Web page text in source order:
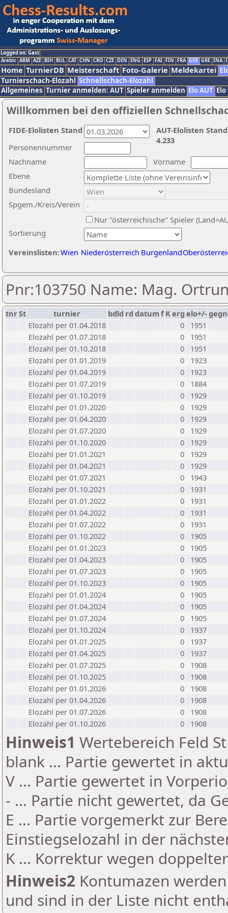
Logged on: Gast
Arabic ARM AZE BIH BUL CAT CHN CRO CZE DEN ENG ESP FAI FIN FRA GER GRE INA
Home TurnierDB Meisterschaft Foto-Galerie Meldekartei
Turnierschach-Elozahl Schnellschach-Elozahl
Allgemeines Turnier anmelden: AUT Spieler anmelden Elo AUT
Willkommen bei den offiziellen
Nachname
Vorname
Ebene
Sortierung
Personennummer
Bundesland
Spgem./Kreis/Verein
Nur "österreichische" Spieler
Vereinslisten:Wien Niederösterreich Burgenland
AUT-Elolisten
4.233
FIDE-Elolisten Stand
Pnr:103750 Name: Mag.
tnrSt turnier bdld rd datumf Kerg elo+/-
Elozahl per 01.04.2018
0
1951
Elozahl per 01.07.2018
0
1951
Elozahl per 01.10.2018
0
1951
Elozahl per 01.01.2019
0
1923
Elozahl per 01.04.2019
0
1923
Elozahl per 01.07.2019
0
1884
Elozahl per 01.10.2019
0
1929
Elozahl per 01.01.2020
0
1929
Elozahl per 01.04.2020
0
1929
Elozahl per 01.07.2020
0
1929
Elozahl per 01.10.2020
0
1929
Elozahl per 01.01.2021
0
1929
Elozahl per 01.04.2021
0
1929
Elozahl per 01.07.2021
0
1943
Elozahl per 01.10.2021
0
1931
Elozahl per 01.01.2022
0
1931
Elozahl per 01.04.2022
0
1931
Elozahl per 01.07.2022
0
1931
Elozahl per 01.10.2022
0
1905
Elozahl per 01.01.2023
0
1905
Elozahl per 01.04.2023
0
1905
Elozahl per 01.07.2023
0
1905
Elozahl per 01.10.2023
0
1905
Elozahl per 01.01.2024
0
1905
Elozahl per 01.04.2024
0
1905
Elozahl per 01.07.2024
0
1905
Elozahl per 01.10.2024
0
1937
Elozahl per 01.01.2025
0
1937
Elozahl per 01.04.2025
0
1937
Elozahl per 01.07.2025
0
1908
Elozahl per 01.10.2025
0
1908
Elozahl per 01.01.2026
0
1908
Elozahl per 01.04.2026
0
1908
Elozahl per 01.07.2026
0
1908
Elozahl per 01.10.2026
0 1908
Hinweis1 Wertebereich Feld
blank ... Partie gewertet in
V ... Partie gewertet in
- ... Partie nicht gewertet, da
E ... Partie vorgemerkt zur
Einstiegselozahl in der
K ... Korrektur wegen
Hinweis2 Kontumazen
und sind in der Liste nicht